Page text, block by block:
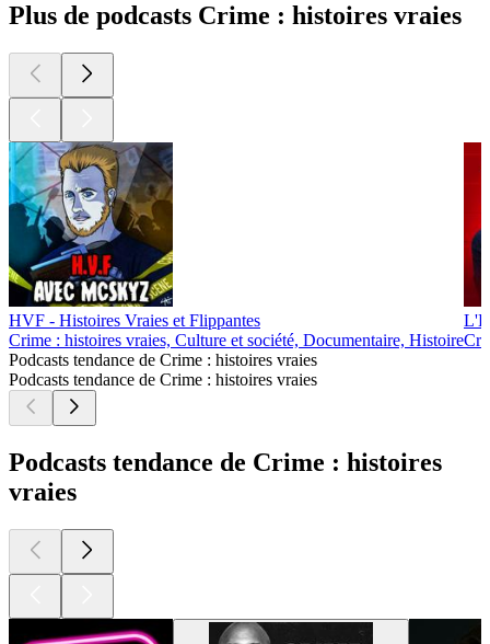
Plus de podcasts Crime : histoires vraies
HVF - Histoires Vraies et Flippantes
Crime : histoires vraies, Culture et société, Documentaire, Histoire
Podcasts tendance de Crime : histoires vraies
Podcasts tendance de Crime : histoires vraies
Podcasts tendance de Crime : histoires
vraies